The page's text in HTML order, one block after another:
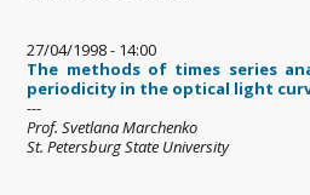
27/04/1998 - 14:00
The methods of times series
periodicity in the optical light
---
Prof. Svetlana Marchenko
St. Petersburg State University